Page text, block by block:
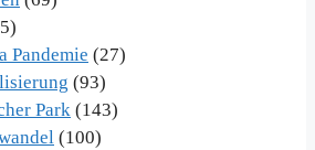
Pandemie (27)
(93)
Park (143)
(100)